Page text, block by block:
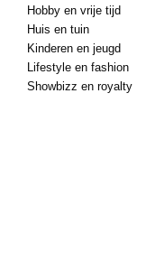
Hobby en vrije tijd
Huis en tuin
Kinderen en jeugd
Lifestyle en fashion
Showbizz en royalty